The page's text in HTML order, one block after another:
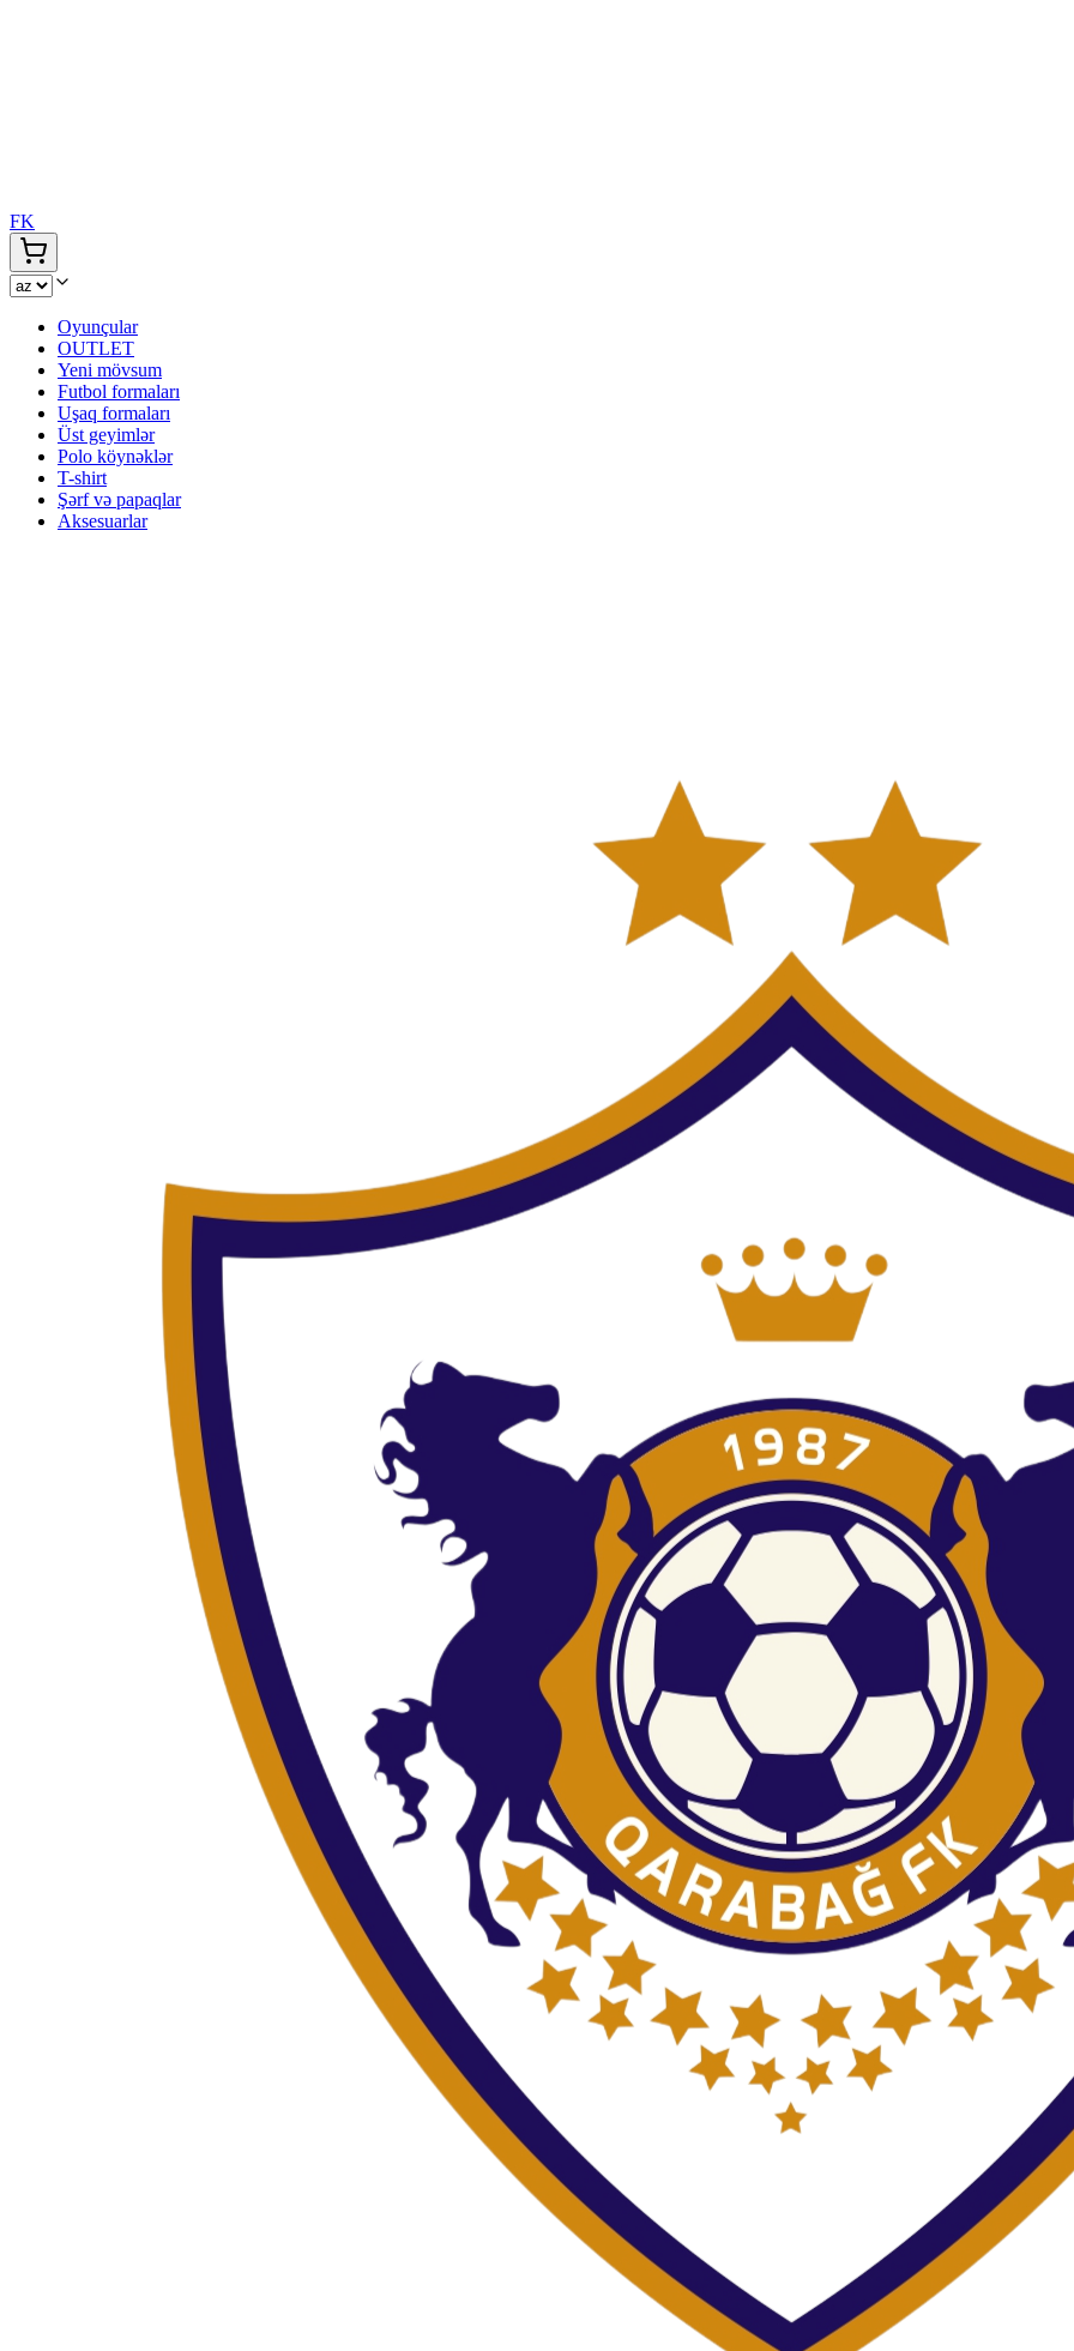
FK
Oyunçular
OUTLET
Yeni mövsum
Futbol formaları
Uşaq formaları
Üst geyimlər
Polo köynəklər
T-shirt
Şərf və papaqlar
Aksesuarlar